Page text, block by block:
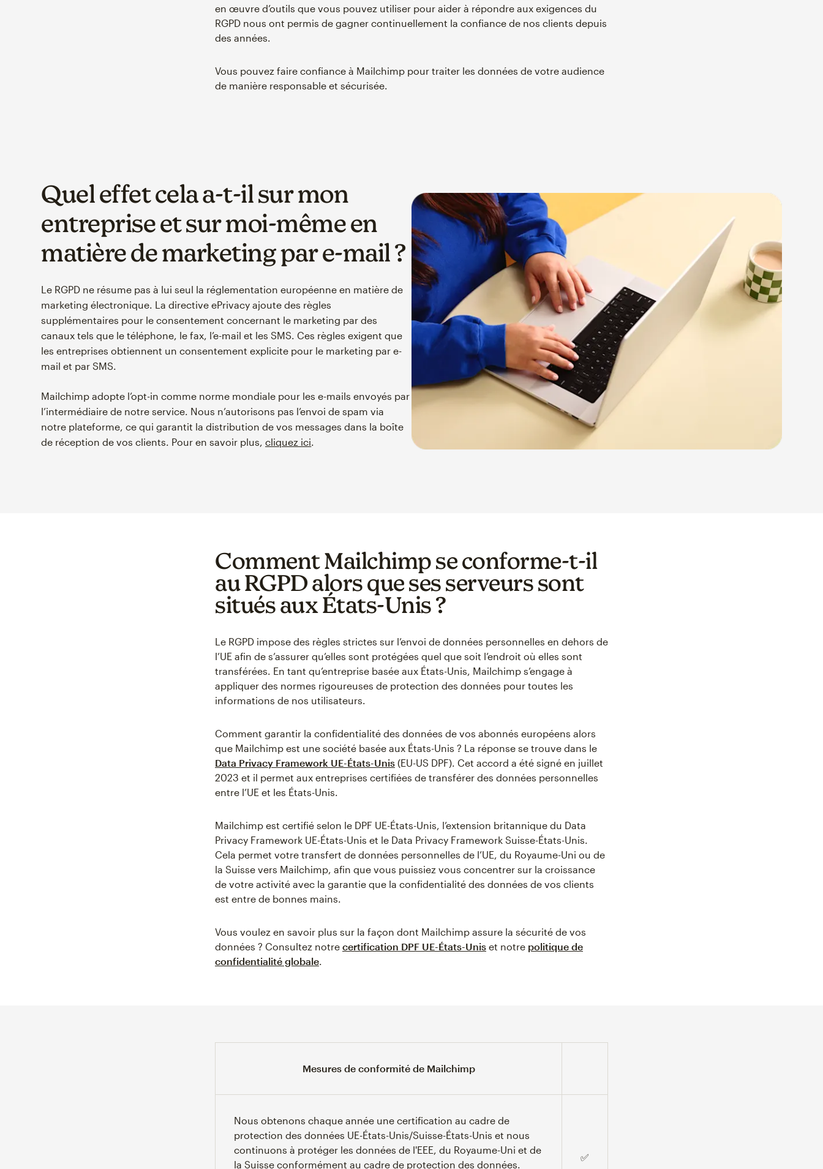
en œuvre d’outils que vous pouvez utiliser pour aider à répondre aux exigences du
RGPD nous ont permis de gagner continuellement la confiance de nos clients depuis
des années.
Vous pouvez faire confiance à Mailchimp pour traiter les données de votre audience
de manière responsable et sécurisée.
Quel effet cela a-t-il sur mon
entreprise et sur moi-même en
matière de marketing par e-mail ?
Le RGPD ne résume pas à lui seul la réglementation européenne en matière de
marketing électronique. La directive ePrivacy ajoute des règles
supplémentaires pour le consentement concernant le marketing par des
canaux tels que le téléphone, le fax, l’e-mail et les SMS. Ces règles exigent que
les entreprises obtiennent un consentement explicite pour le marketing par e-
mail et par SMS.
Mailchimp adopte l’opt-in comme norme mondiale pour les e-mails envoyés par
l’intermédiaire de notre service. Nous n’autorisons pas l’envoi de spam via
notre plateforme, ce qui garantit la distribution de vos messages dans la boîte
de réception de vos clients. Pour en savoir plus,cliquez ici
Comment Mailchimp se conforme-t-il
au RGPD alors que ses serveurs sont
situés aux États-Unis ?
Le RGPD impose des règles strictes sur l’envoi de données personnelles en dehors de
l’UE afin de s’assurer qu’elles sont protégées quel que soit l’endroit où elles sont
transférées. En tant qu’entreprise basée aux États-Unis, Mailchimp s’engage à
appliquer des normes rigoureuses de protection des données pour toutes les
informations de nos utilisateurs.
Comment garantir la confidentialité des données de vos abonnés européens alors
que Mailchimp est une société basée aux États-Unis ? La réponse se trouve dans le
Data Privacy Framework UE-États-Unis (EU-US DPF). Cet accord a été signé en juillet
2023 et il permet aux entreprises certifiées de transférer des données personnelles
entre l’UE et les États-Unis.
Mailchimp est certifié selon le DPF UE-États-Unis, l’extension britannique du Data
Privacy Framework UE-États-Unis et le Data Privacy Framework Suisse-États-Unis.
Cela permet votre transfert de données personnelles de l’UE, du Royaume-Uni ou de
la Suisse vers Mailchimp, afin que vous puissiez vous concentrer sur la croissance
de votre activité avec la garantie que la confidentialité des données de vos clients
est entre de bonnes mains.
Vous voulez en savoir plus sur la façon dont Mailchimp assure la sécurité de vos
données ? Consultez notre certification DPF UE-États-Unis et notre politique de
confidentialité globale
Mesures de conformité de Mailchimp
Nous obtenons chaque année une certification au cadre de
protection des données UE-États-Unis/Suisse-États-Unis et nous
continuons à protéger les données de l'EEE, du Royaume-Uni et de
la Suisse conformément au cadre de protection des données.
✅